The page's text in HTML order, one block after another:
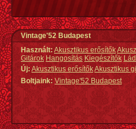
Vintage'52 Budapest
Használt: Akusztikus erősítők
Gitárok Hangosítás Kiegészítők
Új:Akusztikus erősítőkAkusztikus
Boltjaink: Vintage'52 Budapest